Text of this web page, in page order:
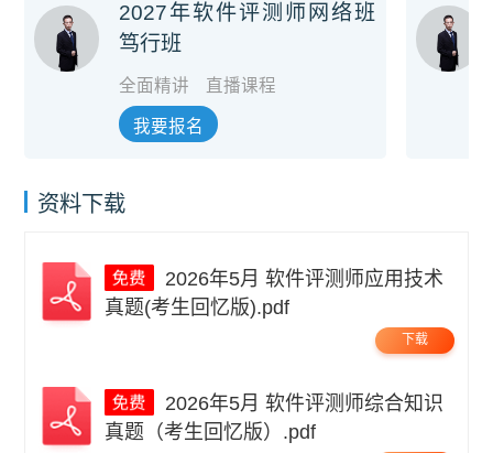
2027年软件评测师网络班
笃行班
全面精讲 直播课程
我要报名
资料下载
真题(考生回忆版).pdf
下载
真题（考生回忆版）.pdf